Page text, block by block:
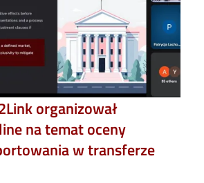
organizował
na temat oceny
w transferze